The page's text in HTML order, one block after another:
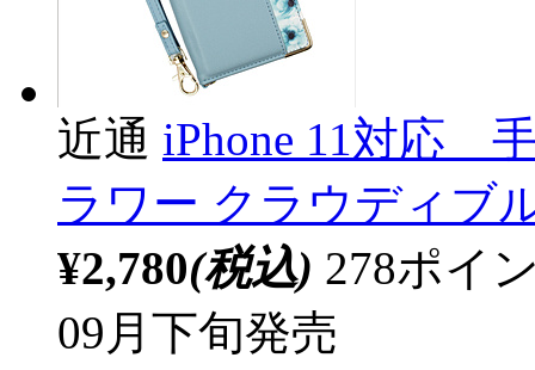
近通 iPhone 11対応
ラワー クラウディブ
¥2,780(税込) 278ポイ
09月下旬発売